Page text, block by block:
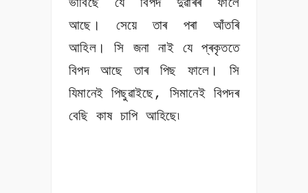
ভাবিছে যে বিপদ দুৱাৰৰ ফালে
আছে। সেয়ে তাৰ পৰা আঁতৰি
আহিল। সি জনা নাই যে প্ৰকৃততে
বিপদ আছে তাৰ পিছ ফালে। সি
যিমানেই পিছুৱাইছে, সিমানেই বিপদৰ
বেছি কাষ চাপি আহিছে৷